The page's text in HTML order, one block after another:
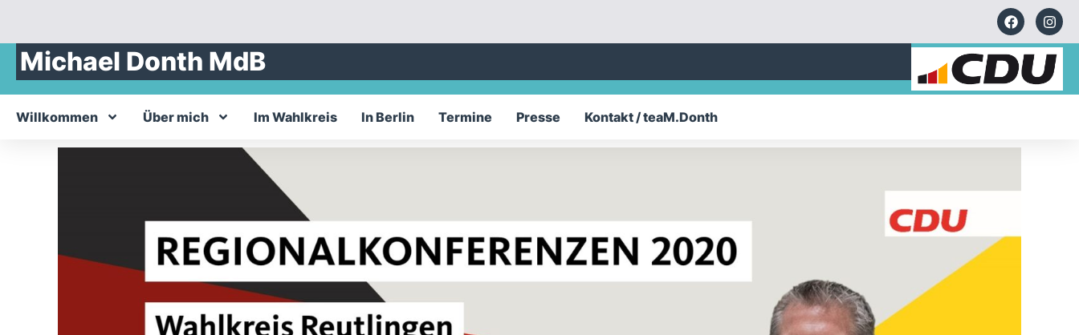
Michael Donth MdB
Willkommen Über mich Im Wahlkreis In Berlin Termine Presse Kontakt / teaM.Donth